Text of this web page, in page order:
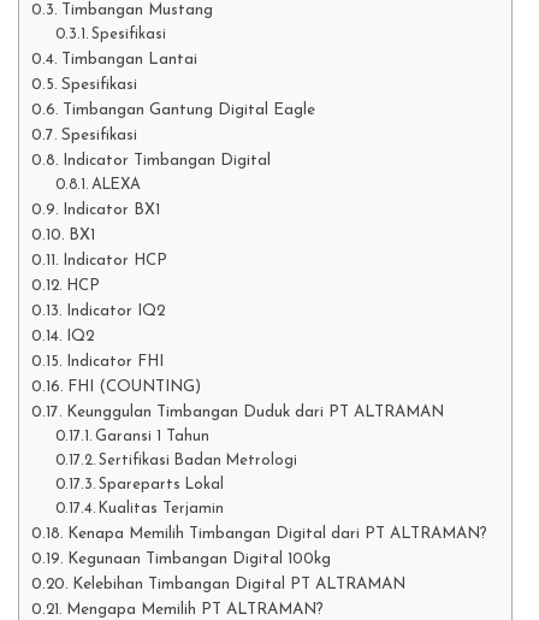
Timbangan Mustang
Spesifikasi
Timbangan Lantai
Spesifikasi
Timbangan Gantung Digital Eagle
Spesifikasi
Indicator Timbangan Digital
ALEXA
Indicator BX1
BX1
Indicator HCP
HCP
Indicator IQ2
IQ2
Indicator FHI
FHI (COUNTING)
Keunggulan Timbangan Duduk dari PT ALTRAMAN
Garansi 1 Tahun
Sertifikasi Badan Metrologi
Spareparts Lokal
Kualitas Terjamin
Kenapa Memilih Timbangan Digital dari PT ALTRAMAN?
Kegunaan Timbangan Digital 100kg
Kelebihan Timbangan Digital PT ALTRAMAN
Mengapa Memilih PT ALTRAMAN?